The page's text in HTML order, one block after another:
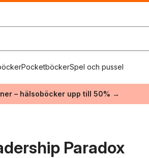
PocketböckerSpel och pussel
– hälsoböcker upp till 50% →
Paradox